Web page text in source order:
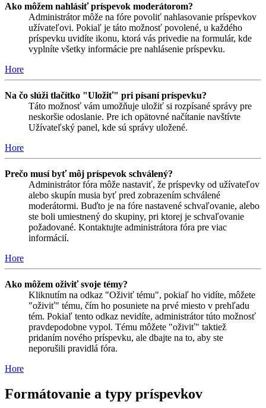
Ako môžem nahlásiť príspevok moderátorom?
Administrátor môže na fóre povoliť nahlasovanie príspevkov
užívateľovi. Pokiaľ je táto možnosť povolené, u každého
príspevku uvidíte ikonu, ktorá vás privedie na formulár, kde
vyplníte všetky informácie pre nahlásenie príspevku.
Hore
Na čo slúži tlačítko "Uložiť" pri písaní príspevku?
Táto možnosť vám umožňuje uložiť si rozpísané správy pre
neskoršie odoslanie. Pre ich opätovné načítanie navštívte
Užívateľský panel, kde sú správy uložené.
Hore
Prečo musí byť môj príspevok schválený?
Administrátor fóra môže nastaviť, že príspevky od užívateľov
alebo skupín musia byť pred zobrazením schválené
moderátormi. Buďto je na fóre nastavené schvaľovanie, alebo
ste boli umiestnený do skupiny, pri ktorej je schvaľovanie
požadované. Kontaktujte administrátora fóra pre viac
informácií.
Hore
Ako môžem oživiť svoje témy?
Kliknutím na odkaz "Oživiť tému", pokiaľ ho vidíte, môžete
"oživiť" tému, čím ho posuniete na prvé miesto v prehľadu
tém. Pokiaľ tento odkaz nevidíte, administrátor túto možnosť
pravdepodobne vypol. Tému môžete "oživiť" taktiež
pridaním nového príspevku, ale dbajte na to, aby ste
neporušili pravidlá fóra.
Hore
Formátovanie a typy príspevkov